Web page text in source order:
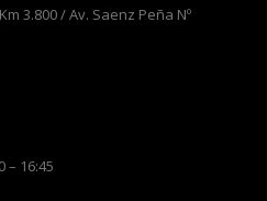
3.800 / Av. Saenz Peña Nº
– 16:45